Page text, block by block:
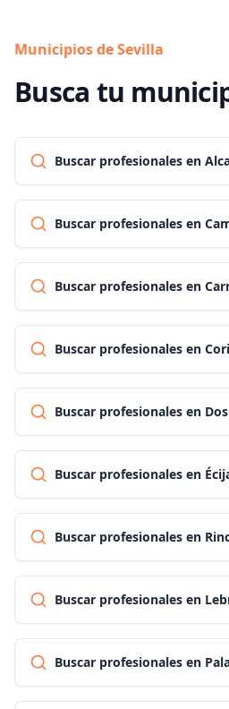
Municipios de Sevilla
Busca tu
Buscar profesionales en
Buscar profesionales en
Buscar profesionales en
Buscar profesionales en
Buscar profesionales en
Buscar profesionales en
Buscar profesionales en
Buscar profesionales en
Buscar profesionales en